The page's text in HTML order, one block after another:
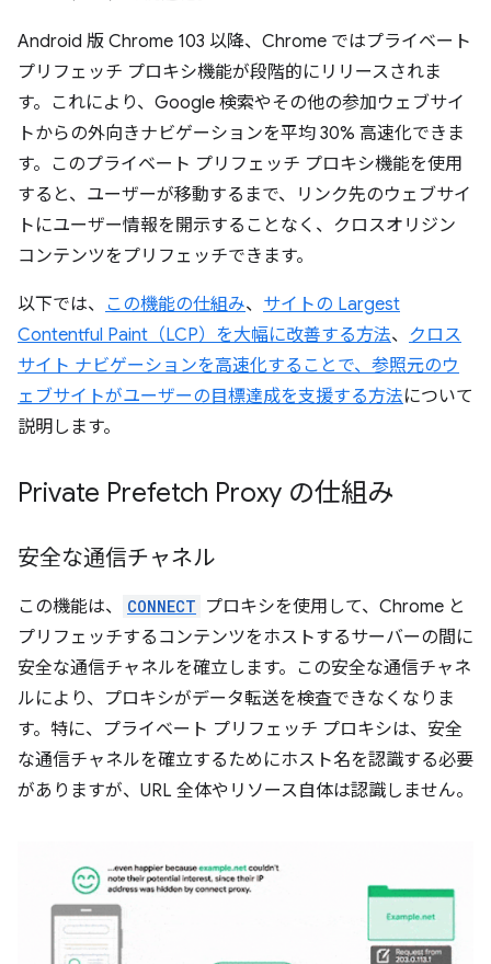
Android 版 Chrome 103 以降、Chrome ではプライベート
プリフェッチ プロキシ機能が段階的にリリースされま
す。これにより、Google 検索やその他の参加ウェブサイ
トからの外向きナビゲーションを平均 30% 高速化できま
す。このプライベート プリフェッチ プロキシ機能を使用
すると、ユーザーが移動するまで、リンク先のウェブサイ
トにユーザー情報を開示することなく、クロスオリジン
コンテンツをプリフェッチできます。
以下では、 この機能の仕組み、 サイトの Largest
Contentful Paint（LCP）を大幅に改善する方法、 クロス
サイト ナビゲーションを高速化することで、参照元のウ
ェブサイトがユーザーの目標達成を支援する方法について
説明します。
Private Prefetch Proxy の仕組み
安全な通信チャネル
この機能は、 CONNECT プロキシを使用して、Chrome と
プリフェッチするコンテンツをホストするサーバーの間に
安全な通信チャネルを確立します。この安全な通信チャネ
ルにより、プロキシがデータ転送を検査できなくなりま
す。特に、プライベート プリフェッチ プロキシは、安全
な通信チャネルを確立するためにホスト名を認識する必要
がありますが、URL 全体やリソース自体は認識しません。